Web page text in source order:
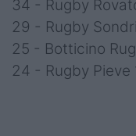
34 - Rugby
29 - Rugby
25 - Botticino
24 - Rugby Pieve